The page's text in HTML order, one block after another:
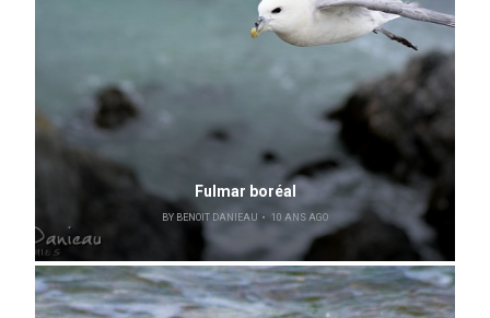
Fulmar boréal
BY BENOIT DANIEAU 10 ANS AGO